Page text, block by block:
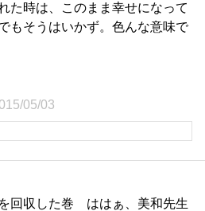
た時は、このまま幸せになって
もそうはいかず。色んな意味で
05/03
回収した巻 ははぁ、美和先生